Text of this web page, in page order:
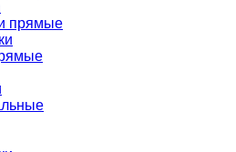
прямые